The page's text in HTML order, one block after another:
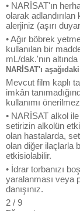
• NARİSAT'ın
olarak
alerjiniz (aşırı
• Ağır böbrek
kullanılan bir
mL/dak.'nın
NARİSAT'ı
Mevcut film kaplı
imkân
kullanımı
• NARİSAT alkol
setirizin alkolün
olan hastalarda,
olan diğer ilaçlarla
etkisiolabilir.
• İdrar torbanızı
yaralanması veya
danışınız.
2 / 9